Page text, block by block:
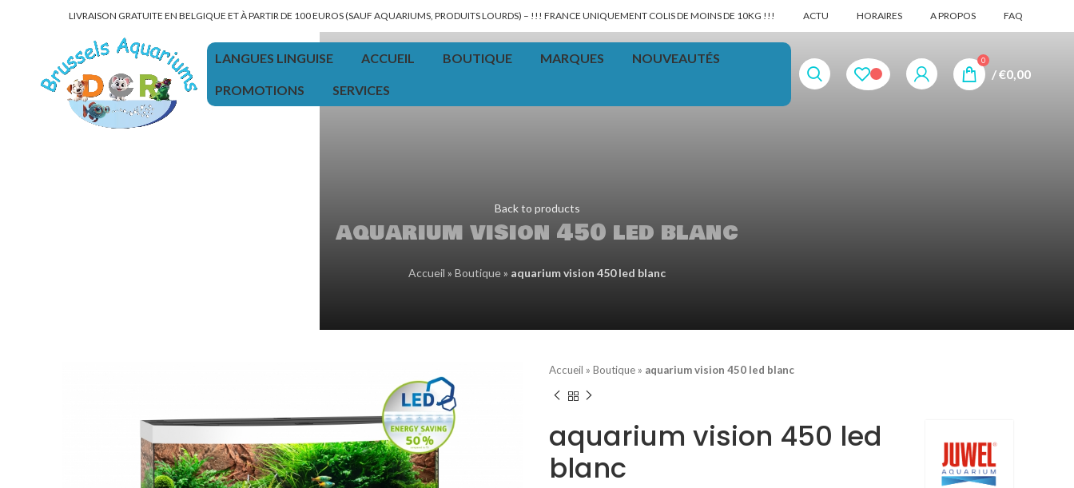
LIVRAISON GRATUITE EN BELGIQUE ET À PARTIR DE 100 EUROS (SAUF AQUARIUMS, PRODUITS LOURDS) – !!! FRANCE UNIQUEMENT COLIS DE MOINS DE 10KG !!! ACTU HORAIRES A PROPOS FAQ
LANGUES LINGUISE ACCUEIL BOUTIQUE MARQUES NOUVEAUTÉS
PROMOTIONS SERVICES
0
/€0,00
Back to products
aquarium vision 450 led blanc
Accueil » Boutique» aquarium vision 450 led blanc
Accueil » Boutique » aquarium vision 450 led blanc
aquarium vision 450 led
blanc